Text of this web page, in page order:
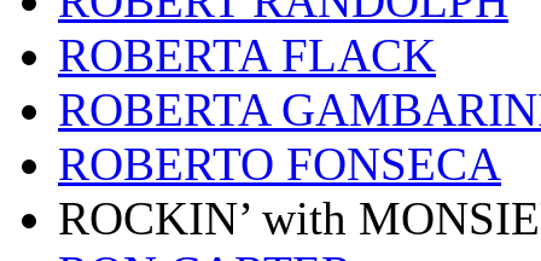
ROBERTA FLACK
ROBERTA
ROBERTO FONSECA
ROCKIN’ with